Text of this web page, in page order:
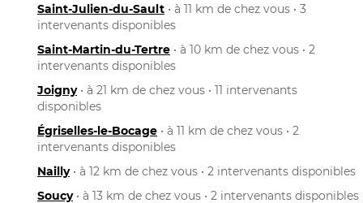
Saint-Julien-du-Sault • à 11 km de chez vous • 3
intervenants disponibles
Saint-Martin-du-Tertre • à 10 km de chez vous • 2
intervenants disponibles
Joigny• à 21 km de chez vous • 11 intervenants
disponibles
Égriselles-le-Bocage • à 11 km de chez vous • 2
intervenants disponibles
Nailly• à 12 km de chez vous • 2 intervenants disponibles
Soucy• à 13 km de chez vous • 2 intervenants disponibles